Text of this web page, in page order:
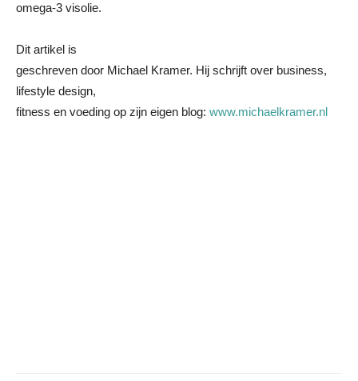
omega-3 visolie.
Dit artikel is
geschreven door Michael Kramer. Hij schrijft over business,
lifestyle design,
fitness en voeding op zijn eigen blog: www.michaelkramer.nl